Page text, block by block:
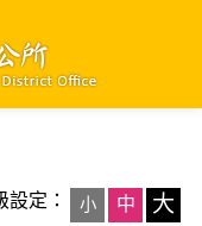
設定： 小 中 大